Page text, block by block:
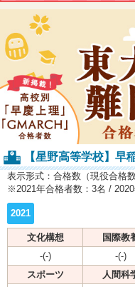
【星野高等学校】早
表示形式：合格数（現役合格数
※2021年合格者数：3名 /
2021
文化構想 国際教
-(-)
-(-)
スポーツ
人間科